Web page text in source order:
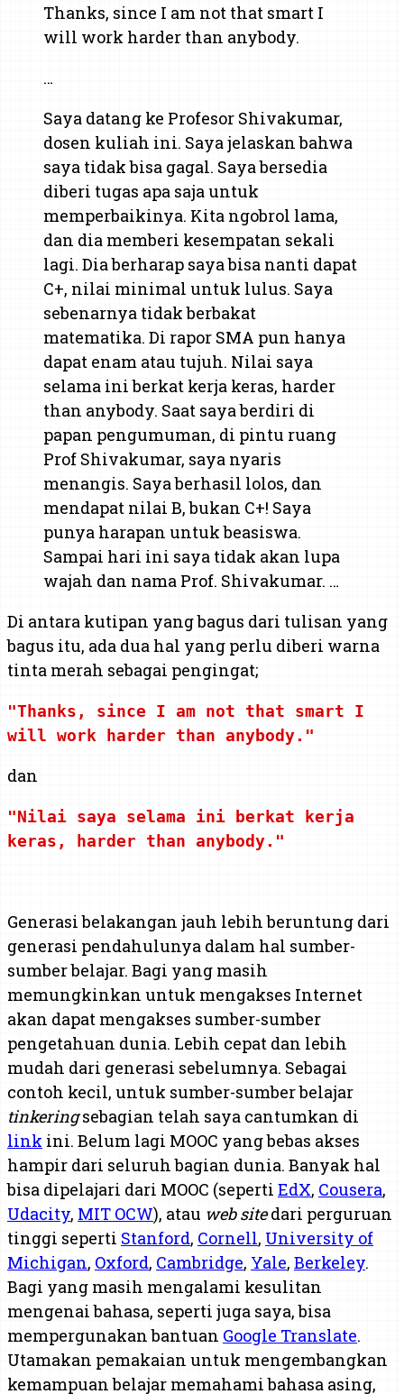
Thanks, since I am not that smart I
will work harder than anybody.
…
Saya datang ke Profesor Shivakumar,
dosen kuliah ini. Saya jelaskan bahwa
saya tidak bisa gagal. Saya bersedia
diberi tugas apa saja untuk
memperbaikinya. Kita ngobrol lama,
dan dia memberi kesempatan sekali
lagi. Dia berharap saya bisa nanti dapat
C+, nilai minimal untuk lulus. Saya
sebenarnya tidak berbakat
matematika. Di rapor SMA pun hanya
dapat enam atau tujuh. Nilai saya
selama ini berkat kerja keras, harder
than anybody. Saat saya berdiri di
papan pengumuman, di pintu ruang
Prof Shivakumar, saya nyaris
menangis. Saya berhasil lolos, dan
mendapat nilai B, bukan C+! Saya
punya harapan untuk beasiswa.
Sampai hari ini saya tidak akan lupa
wajah dan nama Prof. Shivakumar. …
Di antara kutipan yang bagus dari tulisan yang
bagus itu, ada dua hal yang perlu diberi warna
tinta merah sebagai pengingat;
"Thanks, since I am not that smart I
will work harder than anybody."
dan
"Nilai saya selama ini berkat kerja
keras, harder than anybody."
Generasi belakangan jauh lebih beruntung dari
generasi pendahulunya dalam hal sumber-
sumber belajar. Bagi yang masih
memungkinkan untuk mengakses Internet
akan dapat mengakses sumber-sumber
pengetahuan dunia. Lebih cepat dan lebih
mudah dari generasi sebelumnya. Sebagai
contoh kecil, untuk sumber-sumber belajar
tinkeringsebagian telah saya cantumkan di
link ini. Belum lagi MOOC yang bebas akses
hampir dari seluruh bagian dunia. Banyak hal
bisa dipelajari dari MOOC (seperti EdX, Cousera,
Udacity, MIT OCW), atau web sitedari perguruan
tinggi seperti Stanford, Cornell, University of
Michigan, Oxford, Cambridge, Yale, Berkeley.
Bagi yang masih mengalami kesulitan
mengenai bahasa, seperti juga saya, bisa
mempergunakan bantuan Google Translate.
Utamakan pemakaian untuk mengembangkan
kemampuan belajar memahami bahasa asing,